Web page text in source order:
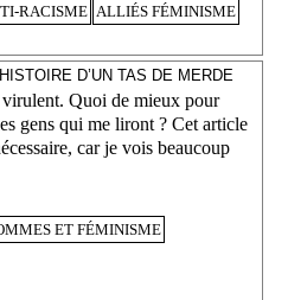
RACISME ALLIÉS FÉMINISME
D’UN TAS DE MERDE
Quoi de mieux pour
gens qui me liront ? Cet article
car je vois beaucoup
ET FÉMINISME